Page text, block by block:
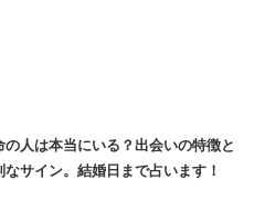
の人は本当にいる？出会いの特徴と
なサイン。結婚日まで占います！